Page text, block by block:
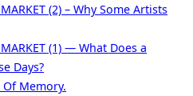
(2) – Why Some Artists
(1) — What Does a
Days?
Of Memory.